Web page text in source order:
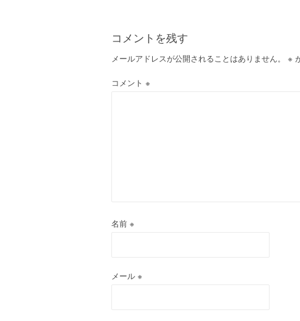
コメントを残す
メールアドレスが公開されることはありません。 ※
コメント ※
名前 ※
メール ※